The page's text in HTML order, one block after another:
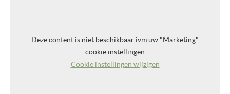
Deze content is niet beschikbaar ivm uw "Marketing"
cookie instellingen
Cookie instellingen wijzigen